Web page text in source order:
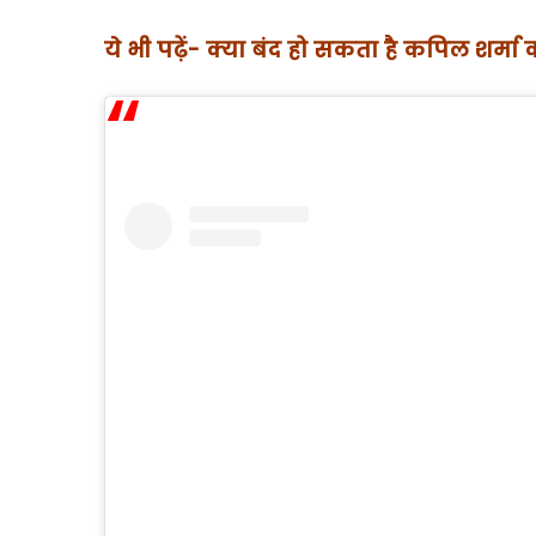
ये भी पढ़ें- क्या बंद हो सकता है कपिल शर्मा